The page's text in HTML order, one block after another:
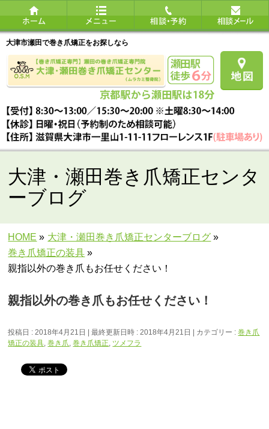
大津市瀬田で巻き爪矯正をお探しなら
大津・瀬田巻き爪矯正センタ
ーブログ
HOME » 大津・瀬田巻き爪矯正センターブログ »
巻き爪矯正の装具 »
親指以外の巻き爪もお任せください！
親指以外の巻き爪もお任せください！
投稿日 : 2018年4月21日 最終更新日時 : 2018年4月21日 カテゴリー :巻き爪
矯正の装具,巻き爪,巻き爪矯正, ツメフラ